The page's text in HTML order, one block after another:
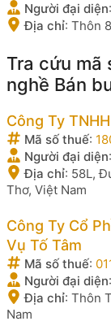
Người đại diện
Địa chỉ: Thôn
Tra cứu mã
nghề Bán
Công Ty
Mã số thuế:
Người đại diện:
Địa chỉ: 58L,
Thơ, Việt Nam
Công Ty Cổ
Vụ Tố Tâm
Mã số thuế:
Người đại diện:
Địa chỉ: Thôn
Nam